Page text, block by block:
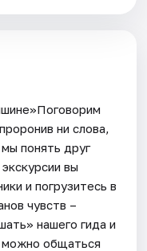
ни слова,
понять друг
вы
и погрузитесь в
чувств –
нашего гида и
можно общаться